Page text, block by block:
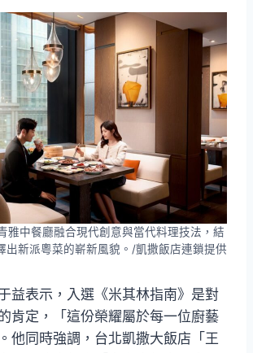
雅中餐廳融合現代創意與當代料理技法，結
出新派粵菜的嶄新風貌。/凱撒飯店連鎖提供
益表示，入選《米其林指南》是對
肯定，「這份榮耀屬於每一位廚藝
他同時強調，台北凱撒大飯店「王